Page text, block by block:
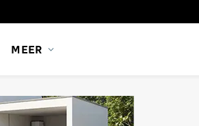
MEER